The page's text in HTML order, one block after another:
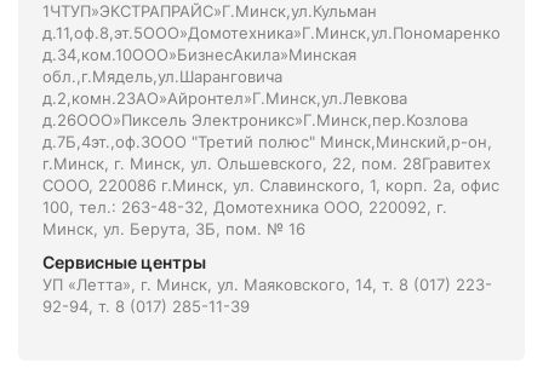
1ЧТУП»ЭКСТРАПРАЙС»Г.Минск,ул.Кульман
д.11,оф.8,эт.5ООО»Домотехника»Г.Минск,ул.Пономаренко
д.34,ком.10ООО»БизнесАкила»Минская
обл.,г.Мядель,ул.Шаранговича
д.2,комн.2ЗАО»Айронтел»Г.Минск,ул.Левкова
д.26ООО»Пиксель Электроникс»Г.Минск,пер.Козлова
д.7Б,4эт.,оф.3ООО "Третий полюс" Минск,Минский,р-он,
г.Минск, г. Минск, ул. Ольшевского, 22, пом. 28Гравитех
СООО, 220086 г.Минск, ул. Славинского, 1, корп. 2а, офис
100, тел.: 263-48-32, Домотехника ООО, 220092, г.
Минск, ул. Берута, 3Б, пом. № 16
Сервисные центры
УП «Летта», г. Минск, ул. Маяковского, 14, т. 8 (017) 223-
92-94, т. 8 (017) 285-11-39